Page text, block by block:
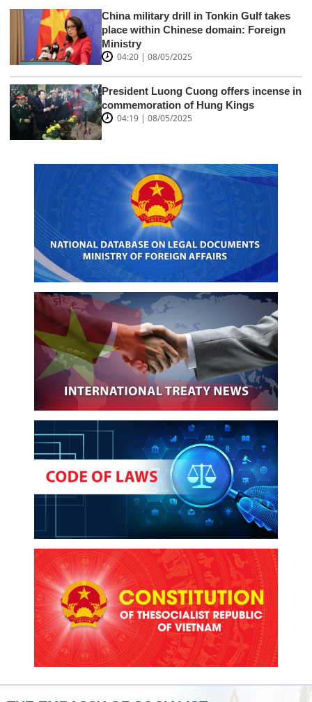
China military drill in Tonkin Gulf takes
place within Chinese domain: Foreign
Ministry
04:20 | 08/05/2025
President Luong Cuong offers incense in
commemoration of Hung Kings
04:19 | 08/05/2025